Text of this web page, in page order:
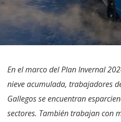
En el marco del Plan Invernal
nieve acumulada, trabajadores
Gallegos se encuentran
sectores. También trabajan con